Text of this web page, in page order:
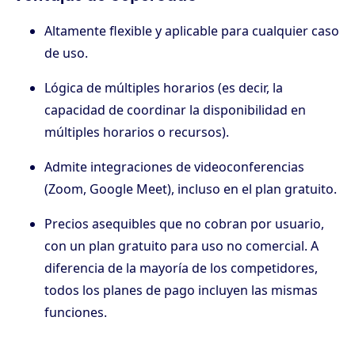
Altamente flexible y aplicable para cualquier caso
de uso.
Lógica de múltiples horarios (es decir, la
capacidad de coordinar la disponibilidad en
múltiples horarios o recursos).
Admite integraciones de videoconferencias
(Zoom, Google Meet), incluso en el plan gratuito.
Precios asequibles que no cobran por usuario,
con un plan gratuito para uso no comercial. A
diferencia de la mayoría de los competidores,
todos los planes de pago incluyen las mismas
funciones.